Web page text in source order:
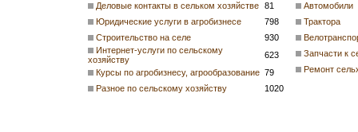
Деловые контакты в сельком хозяйстве 81
Юридические услуги в агробизнесе
798
Строительство на селе
930
Интернет-услуги по сельскому
хозяйству
623
Курсы по агробизнесу, агрообразование 79
Разное по сельскому хозяйству
1020
Автомобили
Трактора
Запчасти к
Ремонт